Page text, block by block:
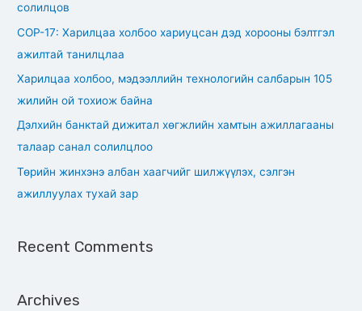
:
солилцов
СОР-17: Харилцаа холбоо хариуцсан дэд хорооны бэлтгэл
ажилтай танилцлаа
Харилцаа холбоо, мэдээллийн технологийн салбарын 105
жилийн ой тохиож байна
Дэлхийн банктай дижитал хөгжлийн хамтын ажиллагааны
талаар санал солилцлоо
Төрийн жинхэнэ албан хаагчийг шилжүүлэх, сэлгэн
ажиллуулах тухай зар
Recent Comments
Archives